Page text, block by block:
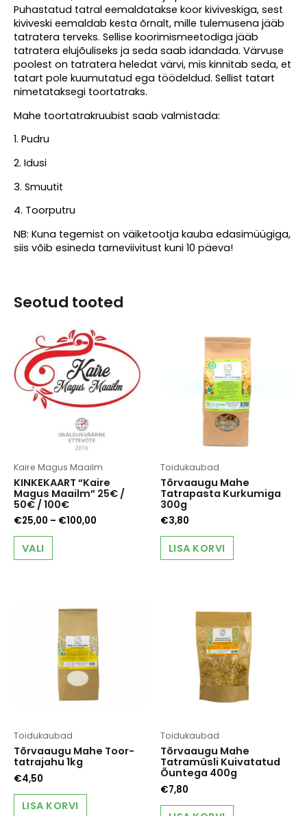
Puhastatud tatral eemaldatakse koor kiviveskiga, sest
kiviveski eemaldab kesta õrnalt, mille tulemusena jääb
tatratera terveks. Sellise koorimismeetodiga jääb
tatratera elujõuliseks ja seda saab idandada. Värvuse
poolest on tatratera heledat värvi, mis kinnitab seda, et
tatart pole kuumutatud ega töödeldud. Sellist tatart
nimetataksegi toortatraks.
Mahe toortatrakruubist saab valmistada:
1. Pudru
2. Idusi
3. Smuutit
4. Toorputru
NB: Kuna tegemist on väiketootja kauba edasimüügiga,
siis võib esineda tarneviivitust kuni 10 päeva!
Seotud tooted
Kaire Magus Maailm
KINKEKAART “Kaire
Magus Maailm” 25€ /
50€ / 100€
€25,00 – €100,00
VALI
This
The
may
be
chosen
the
product
Toidukaubad
Tõrvaaugu Mahe
Tatrapasta Kurkumiga
300g
€3,80
LISA KORVI
Toidukaubad
Tõrvaaugu Mahe Toor-
tatrajahu 1kg
€4,50
LISA KORVI
Toidukaubad
Tõrvaaugu Mahe
Tatramüsli Kuivatatud
Õuntega 400g
€7,80